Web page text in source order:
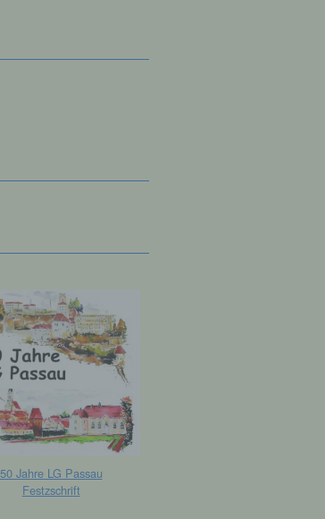
50 Jahre LG Passau
Festzschrift